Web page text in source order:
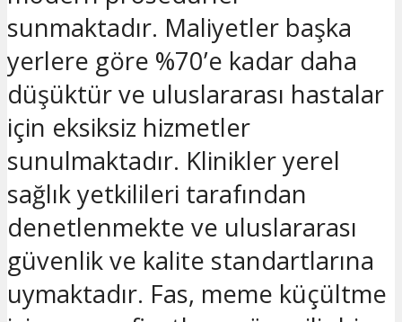
sunmaktadır. Maliyetler başka
yerlere göre %70’e kadar daha
düşüktür ve uluslararası hastalar
için eksiksiz hizmetler
sunulmaktadır. Klinikler yerel
sağlık yetkilileri tarafından
denetlenmekte ve uluslararası
güvenlik ve kalite standartlarına
uymaktadır. Fas, meme küçültme